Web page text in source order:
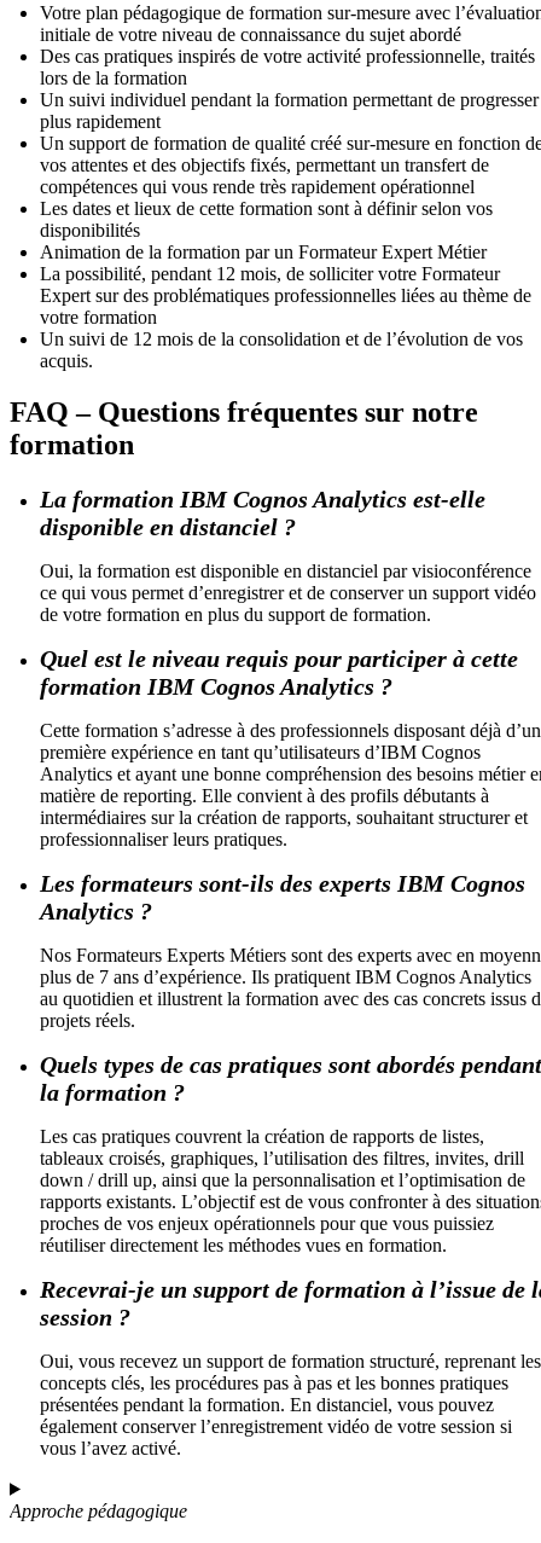
Votre plan pédagogique de formation sur-mesure avec
initiale de votre niveau de connaissance du sujet abordé
Des cas pratiques inspirés de votre activité professionnelle, traités
lors de la formation
Un suivi individuel pendant la formation permettant de progresser
plus rapidement
Un support de formation de qualité créé sur-mesure en fonction
vos attentes et des objectifs fixés, permettant un transfert de
compétences qui vous rende très rapidement opérationnel
Les dates et lieux de cette formation sont à définir selon vos
disponibilités
Animation de la formation par un Formateur Expert Métier
La possibilité, pendant 12 mois, de solliciter votre Formateur
Expert sur des problématiques professionnelles liées au thème de
votre formation
Un suivi de 12 mois de la consolidation et de l’évolution de vos
acquis.
FAQ – Questions fréquentes sur notre
formation
La formation IBM Cognos Analytics est-elle
disponible en distanciel ?
Oui, la formation est disponible en distanciel par visioconférence
ce qui vous permet d’enregistrer et de conserver un support vidéo
de votre formation en plus du support de formation.
Quel est le niveau requis pour participer à cette
formation IBM Cognos Analytics ?
Cette formation s’adresse à des professionnels disposant déjà
première expérience en tant qu’utilisateurs d’IBM Cognos
Analytics et ayant une bonne compréhension des besoins métier
matière de reporting. Elle convient à des profils débutants à
intermédiaires sur la création de rapports, souhaitant structurer et
professionnaliser leurs pratiques.
Les formateurs sont-ils des experts IBM Cognos
Analytics ?
Nos Formateurs Experts Métiers sont des experts avec en
plus de 7 ans d’expérience. Ils pratiquent IBM Cognos Analytics
au quotidien et illustrent la formation avec des cas concrets issus
projets réels.
Quels types de cas pratiques sont abordés pendant
la formation ?
Les cas pratiques couvrent la création de rapports de listes,
tableaux croisés, graphiques, l’utilisation des filtres, invites, drill
down / drill up, ainsi que la personnalisation et l’optimisation de
rapports existants. L’objectif est de vous confronter à des
proches de vos enjeux opérationnels pour que vous puissiez
réutiliser directement les méthodes vues en formation.
Recevrai-je un support de formation à l’issue de
session ?
Oui, vous recevez un support de formation structuré, reprenant les
concepts clés, les procédures pas à pas et les bonnes pratiques
présentées pendant la formation. En distanciel, vous pouvez
également conserver l’enregistrement vidéo de votre session si
vous l’avez activé.
Approche pédagogique